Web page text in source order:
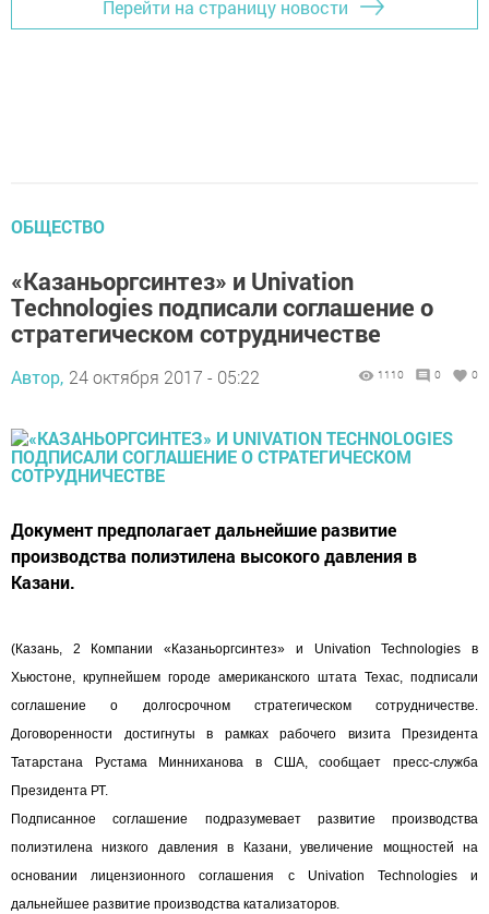
Перейти на страницу новости
ОБЩЕСТВО
«Казаньоргсинтез» и Univation
Technologies подписали соглашение о
стратегическом сотрудничестве
Автор, 24 октября 2017 - 05:22 1110 0 0
Документ предполагает дальнейшие развитие
производства полиэтилена высокого давления в
Казани.
(Казань, 2 Компании «Казаньоргсинтез» и Univation Technologies в
Хьюстоне, крупнейшем городе американского штата Техас, подписали
соглашение о долгосрочном стратегическом сотрудничестве.
Договоренности достигнуты в рамках рабочего визита Президента
Татарстана Рустама Минниханова в США, сообщает пресс-служба
Президента РТ.
Подписанное соглашение подразумевает развитие производства
полиэтилена низкого давления в Казани, увеличение мощностей на
основании лицензионного соглашения с Univation Technologies и
дальнейшее развитие производства катализаторов.